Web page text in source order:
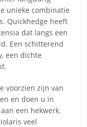
unieke combinatie
Quickhedge heeft
dat langs een
Een schitterend
een dichte
voorzien zijn van
en doen u in
een hekwerk.
veel